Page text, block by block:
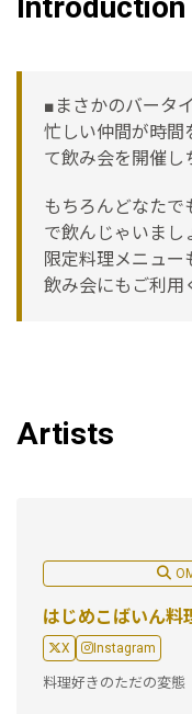
Introduction
■まさかのバータ
忙しい仲間が時間
て飲み会を開催し
もちろんどなたで
で飲んじゃいまし
限定料理メニュー
飲み会にもご利用
Artists
はじめこばいん料
X Instagram
料理好きのただの変態